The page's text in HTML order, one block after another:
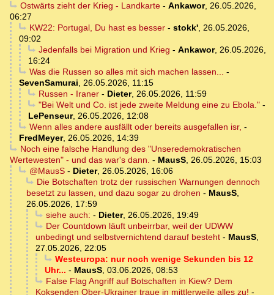
Ostwärts zieht der Krieg - Landkarte- Ankawor, 26.05.2026,
06:27
KW22: Portugal, Du hast es besser- stokk', 26.05.2026,
09:02
Jedenfalls bei Migration und Krieg - Ankawor, 26.05.2026,
16:24
Was die Russen so alles mit sich machen lassen... -
SevenSamurai, 26.05.2026, 11:15
Russen - Iraner- Dieter, 26.05.2026, 11:59
"Bei Welt und Co. ist jede zweite Meldung eine zu Ebola."-
LePenseur, 26.05.2026, 12:08
Wenn alles andere ausfällt oder bereits ausgefallen isr, -
FredMeyer, 26.05.2026, 14:39
Noch eine falsche Handlung des "Unseredemokratischen
Wertewesten" - und das war's dann. - MausS, 26.05.2026, 15:03
@MausS- Dieter, 26.05.2026, 16:06
Die Botschaften trotz der russischen Warnungen dennoch
besetzt zu lassen, und dazu sogar zu drohen - MausS,
26.05.2026, 17:59
siehe auch: - Dieter, 26.05.2026, 19:49
Der Countdown läuft unbeirrbar, weil der UDWW
unbedingt und selbstvernichtend darauf besteht - MausS,
27.05.2026, 22:05
Westeuropa: nur noch wenige Sekunden bis 12
Uhr... - MausS, 03.06.2026, 08:53
False Flag Angriff auf Botschaften in Kiew? Dem
Koksenden Ober-Ukrainer traue in mittlerweile alles zu! -